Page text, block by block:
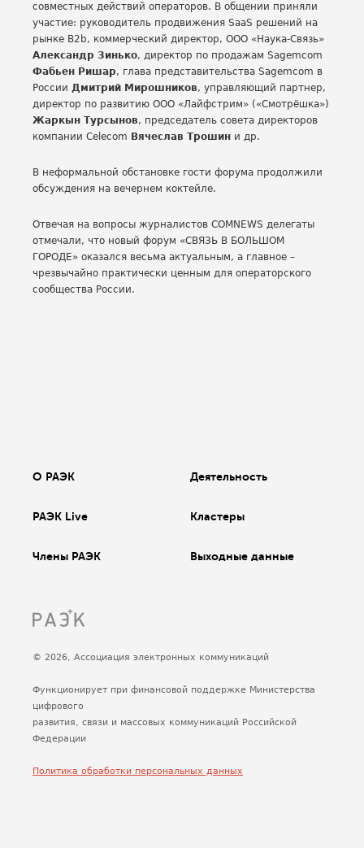
совместных действий операторов. В общении приняли
участие: руководитель продвижения SaaS решений на
рынке B2b, коммерческий директор, ООО «Наука-Связь»
Александр Зинько, директор по продажам Sagemcom
Фабьен Ришар, глава представительства Sagemcom в
России Дмитрий Мирошников, управляющий партнер,
директор по развитию ООО «Лайфстрим» («Смотрёшка»)
Жаркын Турсынов, председатель совета директоров
компании Сelecom Вячеслав Трошин и др.
В неформальной обстановке гости форума продолжили
обсуждения на вечернем коктейле.
Отвечая на вопросы журналистов COMNEWS делегаты
отмечали, что новый форум «СВЯЗЬ В БОЛЬШОМ
ГОРОДЕ» оказался весьма актуальным, а главное –
чрезвычайно практически ценным для операторского
сообщества России.
О РАЭК Деятельность
РАЭК Live Кластеры
Члены РАЭК Выходные данные
© 2026, Ассоциация электронных коммуникаций
Функционирует при финансовой поддержке Министерства
цифрового
развития, связи и массовых коммуникаций Российской
Федерации
Политика обработки персональных данных